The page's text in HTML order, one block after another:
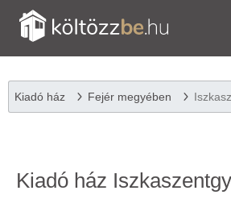
Kiadó ház Fejér megyében
Kiadó ház